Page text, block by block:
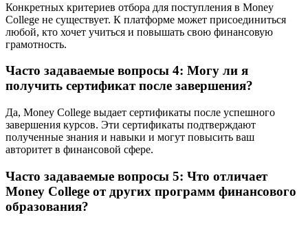
Конкретных критериев отбора для поступления в Money
College не существует. К платформе может присоединиться
любой, кто хочет учиться и повышать свою финансовую
грамотность.
Часто задаваемые вопросы 4: Могу ли я
получить сертификат после завершения?
Да, Money College выдает сертификаты после успешного
завершения курсов. Эти сертификаты подтверждают
полученные знания и навыки и могут повысить ваш
авторитет в финансовой сфере.
Часто задаваемые вопросы 5: Что отличает
Money College от других программ финансового
образования?